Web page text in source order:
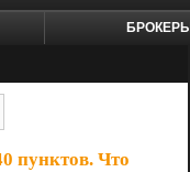
БРОКЕРЫ
пунктов. Что